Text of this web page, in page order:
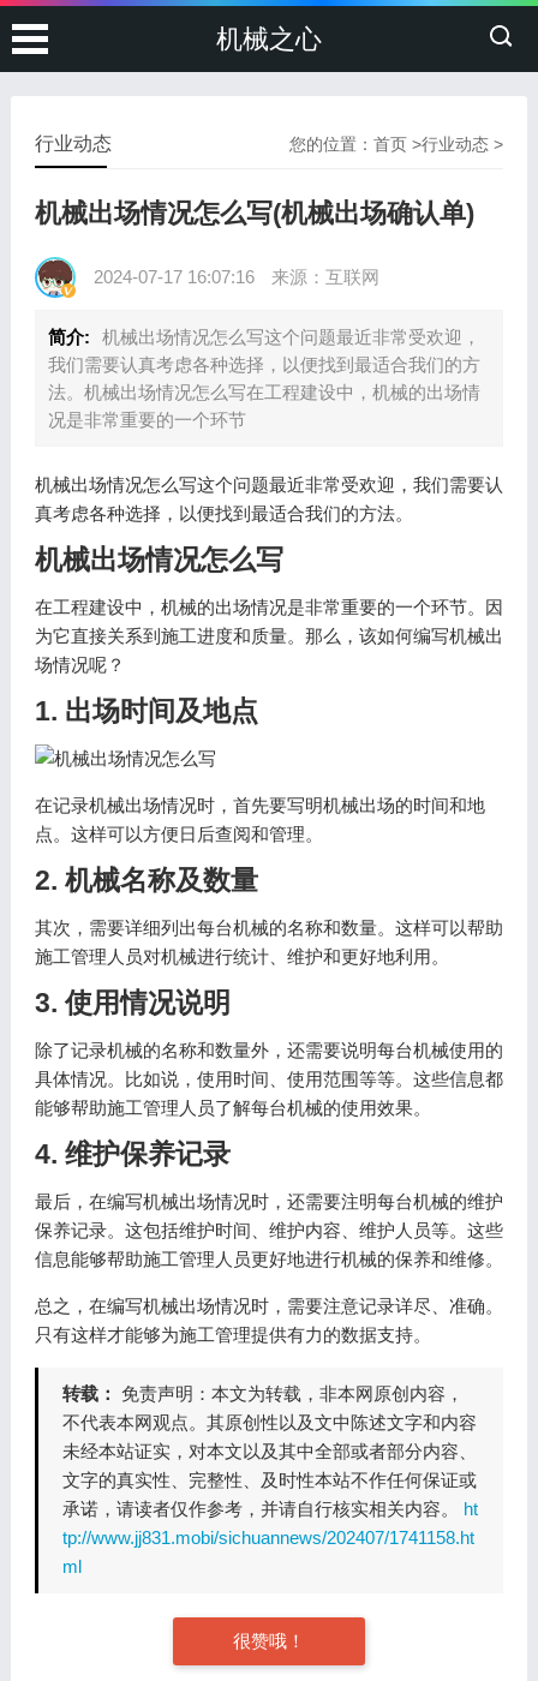
机械之心
您的位置：首页 >行业动态 >
行业动态
机械出场情况怎么写(机械出场确认单)
2024-07-17 16:07:16 来源：互联网
简介:
机械出场情况怎么写这个问题最近非常受欢迎，
我们需要认真考虑各种选择，以便找到最适合我们的方
法。机械出场情况怎么写在工程建设中，机械的出场情
况是非常重要的一个环节
机械出场情况怎么写这个问题最近非常受欢迎，我们需要认
真考虑各种选择，以便找到最适合我们的方法。
机械出场情况怎么写
在工程建设中，机械的出场情况是非常重要的一个环节。因
为它直接关系到施工进度和质量。那么，该如何编写机械出
场情况呢？
1. 出场时间及地点
在记录机械出场情况时，首先要写明机械出场的时间和地
点。这样可以方便日后查阅和管理。
2. 机械名称及数量
其次，需要详细列出每台机械的名称和数量。这样可以帮助
施工管理人员对机械进行统计、维护和更好地利用。
3. 使用情况说明
除了记录机械的名称和数量外，还需要说明每台机械使用的
具体情况。比如说，使用时间、使用范围等等。这些信息都
能够帮助施工管理人员了解每台机械的使用效果。
4. 维护保养记录
最后，在编写机械出场情况时，还需要注明每台机械的维护
保养记录。这包括维护时间、维护内容、维护人员等。这些
信息能够帮助施工管理人员更好地进行机械的保养和维修。
总之，在编写机械出场情况时，需要注意记录详尽、准确。
只有这样才能够为施工管理提供有力的数据支持。
转载： 免责声明：本文为转载，非本网原创内容，
不代表本网观点。其原创性以及文中陈述文字和内容
未经本站证实，对本文以及其中全部或者部分内容、
文字的真实性、完整性、及时性本站不作任何保证或
承诺，请读者仅作参考，并请自行核实相关内容。 ht
tp://www.jj831.mobi/sichuannews/202407/1741158.ht
ml
很赞哦！